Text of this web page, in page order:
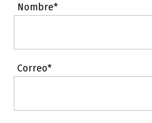
Nombre*
Correo*